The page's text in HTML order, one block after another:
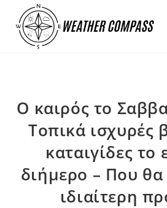
περιεχόμενο
Ο καιρός το
Τοπικά ισχυρές
καταιγίδες το
διήμερο – Που θα
ιδιαίτερη